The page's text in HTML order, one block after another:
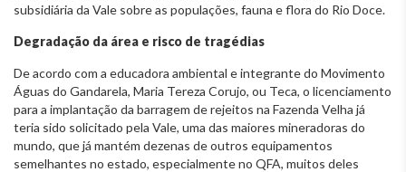
subsidiária da Vale sobre as populações, fauna e flora do Rio Doce.
Degradação da área e risco de tragédias
De acordo com a educadora ambiental e integrante do Movimento
Águas do Gandarela, Maria Tereza Corujo, ou Teca, o licenciamento
para a implantação da barragem de rejeitos na Fazenda Velha já
teria sido solicitado pela Vale, uma das maiores mineradoras do
mundo, que já mantém dezenas de outros equipamentos
semelhantes no estado, especialmente no QFA, muitos deles